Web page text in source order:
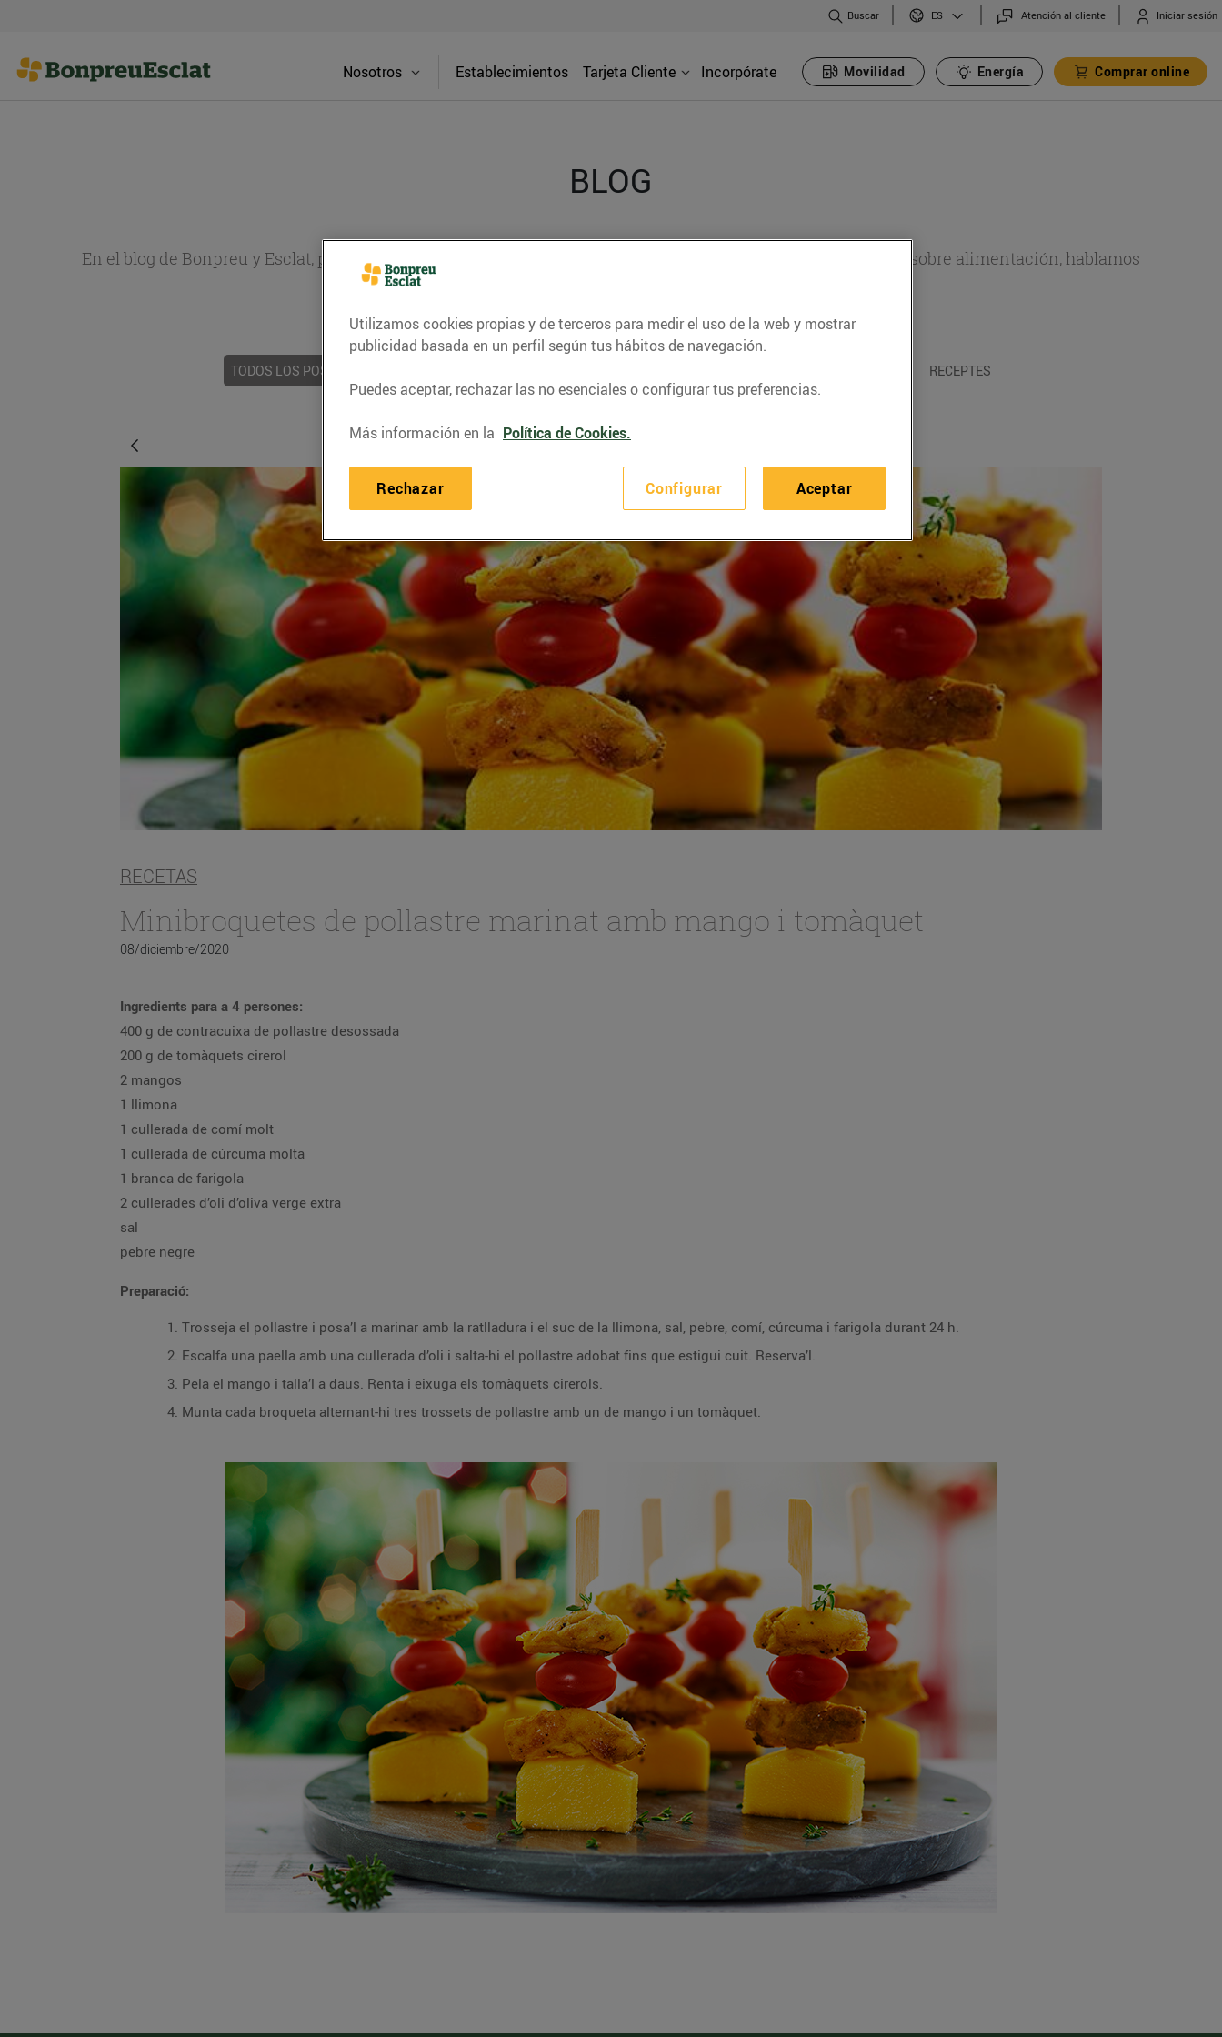
Buscar ES Atención al cliente Iniciar sesión
Nosotros Establecimientos Tarjeta Cliente Incorpórate Movilidad Energía Comprar online
BLOG
En el blog de Bonpreu y Esclat, puedes encontrar recetas, consejos nutricionales, información de actualidad sobre alimentación, hablamos
sobre gastronomía de nuestro territorio y muchos otros temas.
TODOS LOS POSTS RECEPTES
RECETAS
Minibroquetes de pollastre marinat amb mango i tomàquet
08/diciembre/2020
Ingredients para a 4 persones:
400 g de contracuixa de pollastre desossada
200 g de tomàquets cirerol
2 mangos
1 llimona
1 cullerada de comí molt
1 cullerada de cúrcuma molta
1 branca de farigola
2 cullerades d’oli d’oliva verge extra
sal
pebre negre
Preparació:
Trosseja el pollastre i posa’l a marinar amb la ratlladura i el suc de la llimona, sal, pebre, comí, cúrcuma i farigola durant 24 h.
Escalfa una paella amb una cullerada d’oli i salta-hi el pollastre adobat fins que estigui cuit. Reserva’l.
Pela el mango i talla’l a daus. Renta i eixuga els tomàquets cirerols.
Munta cada broqueta alternant-hi tres trossets de pollastre amb un de mango i un tomàquet.
Utilizamos cookies propias y de terceros para medir el uso de la web y mostrar
publicidad basada en un perfil según tus hábitos de navegación.
Puedes aceptar, rechazar las no esenciales o configurar tus preferencias.
Más información en la Política de Cookies.
Configurar
Rechazar Aceptar